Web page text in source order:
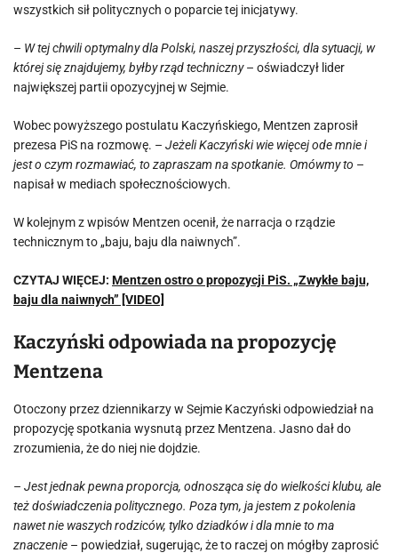
wszystkich sił politycznych o poparcie tej inicjatywy.
– W tej chwili optymalny dla Polski, naszej przyszłości, dla sytuacji, w
której się znajdujemy, byłby rząd techniczny– oświadczył lider
największej partii opozycyjnej w Sejmie.
Wobec powyższego postulatu Kaczyńskiego, Mentzen zaprosił
prezesa PiS na rozmowę. – Jeżeli Kaczyński wie więcej ode mnie i
jest o czym rozmawiać, to zapraszam na spotkanie. Omówmy to –
napisał w mediach społecznościowych.
W kolejnym z wpisów Mentzen ocenił, że narracja o rządzie
technicznym to „baju, baju dla naiwnych”.
CZYTAJ WIĘCEJ: Mentzen ostro o propozycji PiS. „Zwykłe baju,
baju dla naiwnych” [VIDEO]
Kaczyński odpowiada na propozycję
Mentzena
Otoczony przez dziennikarzy w Sejmie Kaczyński odpowiedział na
propozycję spotkania wysnutą przez Mentzena. Jasno dał do
zrozumienia, że do niej nie dojdzie.
– Jest jednak pewna proporcja, odnosząca się do wielkości klubu, ale
też doświadczenia politycznego. Poza tym, ja jestem z pokolenia
nawet nie waszych rodziców, tylko dziadków i dla mnie to ma
znaczenie – powiedział, sugerując, że to raczej on mógłby zaprosić